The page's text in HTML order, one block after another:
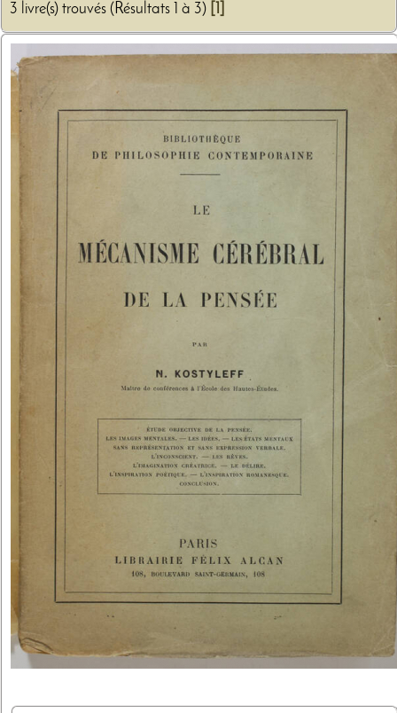
3 livre(s) trouvés (Résultats 1 à 3)